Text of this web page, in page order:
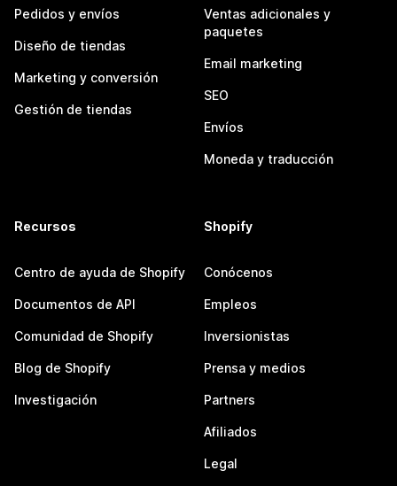
Pedidos y envíos
Diseño de tiendas
Marketing y conversión
Gestión de tiendas
Ventas adicionales y
paquetes
Email marketing
SEO
Envíos
Moneda y traducción
Recursos
Centro de ayuda de Shopify
Documentos de API
Comunidad de Shopify
Blog de Shopify
Investigación
Shopify
Conócenos
Empleos
Inversionistas
Prensa y medios
Partners
Afiliados
Legal